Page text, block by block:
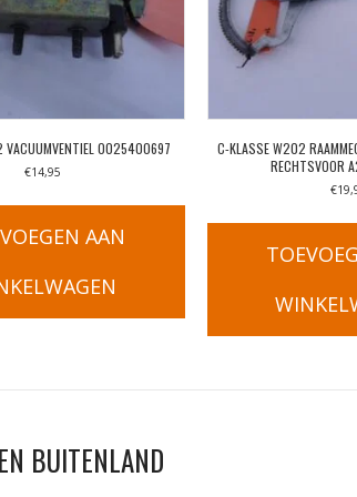
VACUUMVENTIEL 0025400697
€14,95
AAN
C-KLASSE W202
RECHTSVOOR
€
BUITENLAND